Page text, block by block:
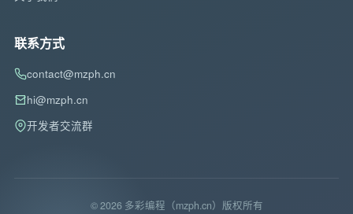
联系方式
contact@mzph.cn
hi@mzph.cn
开发者交流群
© 2026 多彩编程（mzph.cn）版权所有